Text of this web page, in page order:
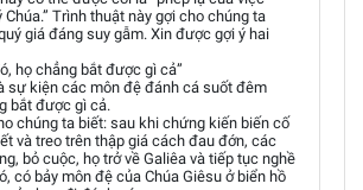
Trình thuật này gợi cho chúng ta
giá đáng suy gẫm. Xin được gợi ý hai
họ chẳng bắt được gì cả”
sự kiện các môn đệ đánh cá suốt đêm
bắt được gì cả.
chúng ta biết: sau khi chứng kiến biến cố
và treo trên thập giá cách đau đớn, các
bỏ cuộc, họ trở về Galiêa và tiếp tục nghề
có bảy môn đệ của Chúa Giêsu ở biển hồ